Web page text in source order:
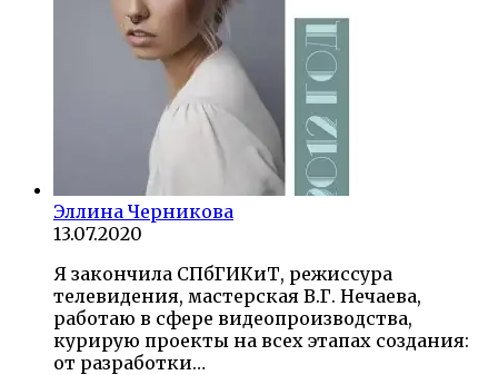
Эллина Черникова
13.07.2020
Я закончила СПбГИКиТ, режиссура
телевидения, мастерская В.Г. Нечаева,
работаю в сфере видеопроизводства,
курирую проекты на всех этапах создания:
от разработки…